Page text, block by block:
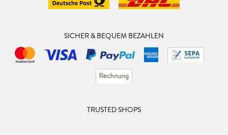
SICHER & BEQUEM BEZAHLEN
TRUSTED SHOPS